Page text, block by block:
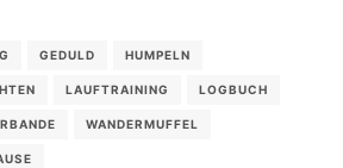
GEDULD HUMPELN
LAUFTRAINING LOGBUCH
WANDERMUFFEL